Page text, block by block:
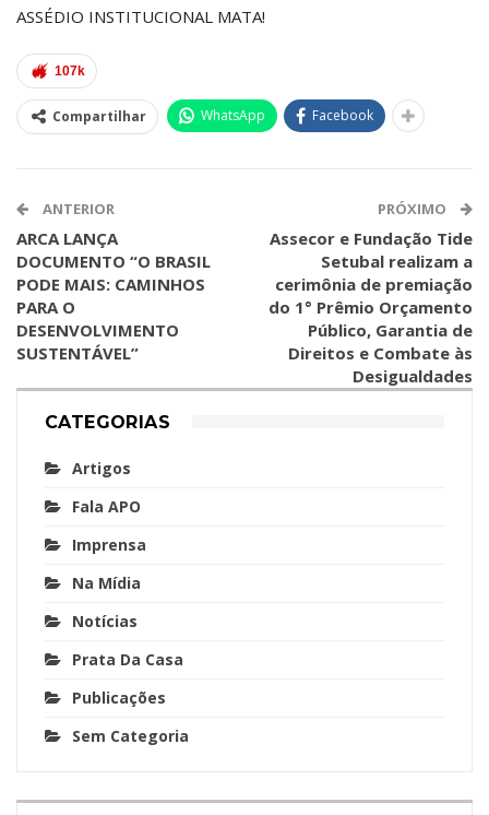
ASSÉDIO INSTITUCIONAL MATA!
107k
Compartilhar WhatsApp Facebook
ANTERIOR
ARCA LANÇA
DOCUMENTO “O BRASIL
PODE MAIS: CAMINHOS
PARA O
DESENVOLVIMENTO
SUSTENTÁVEL”
PRÓXIMO
Assecor e Fundação Tide
Setubal realizam a
cerimônia de premiação
do 1° Prêmio Orçamento
Público, Garantia de
Direitos e Combate às
Desigualdades
CATEGORIAS
Artigos
Fala APO
Imprensa
Na Mídia
Notícias
Prata Da Casa
Publicações
Sem Categoria